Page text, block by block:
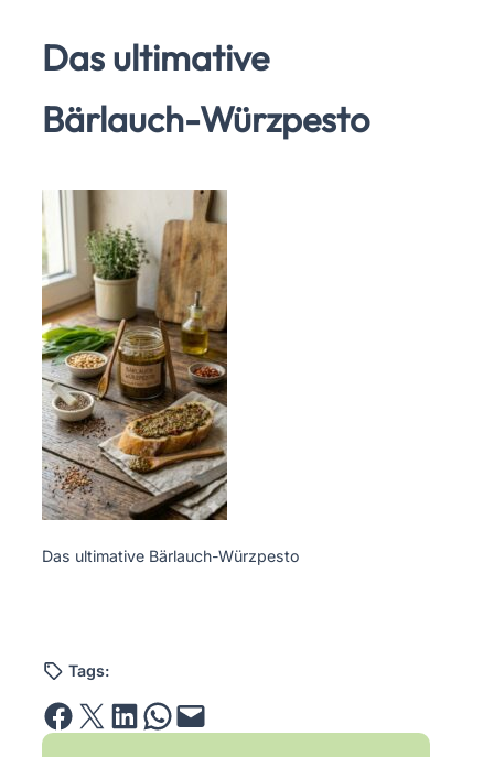
Das ultimative
Bärlauch-Würzpesto
Das ultimative Bärlauch-Würzpesto
Tags:
Share on Facebook Email this Page Share on LinkedIn Share on WhatsApp Email this Page